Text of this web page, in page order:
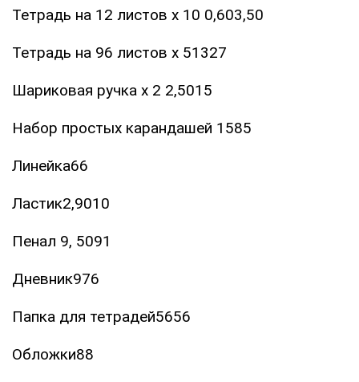
Тетрадь на 12 листов х 10 0,603,50
Тетрадь на 96 листов х 51327
Шариковая ручка х 2 2,5015
Набор простых карандашей 1585
Линейка66
Ластик2,9010
Пенал 9, 5091
Дневник976
Папка для тетрадей5656
Обложки88